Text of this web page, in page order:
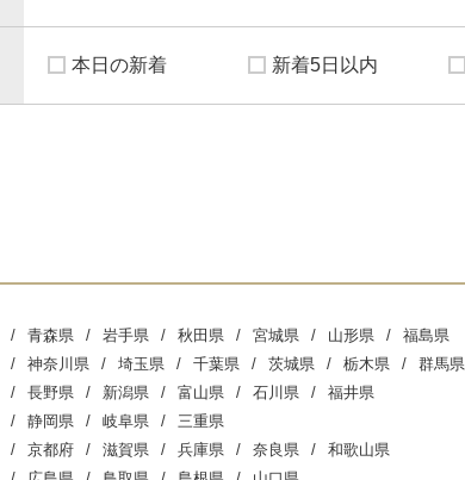
本日の新着 新着5日以内
青森県 岩手県 秋田県 宮城県 山形県 福島県
神奈川県 埼玉県 千葉県 茨城県 栃木県 群馬県
長野県 新潟県 富山県 石川県 福井県
静岡県 岐阜県 三重県
京都府 滋賀県 兵庫県 奈良県 和歌山県